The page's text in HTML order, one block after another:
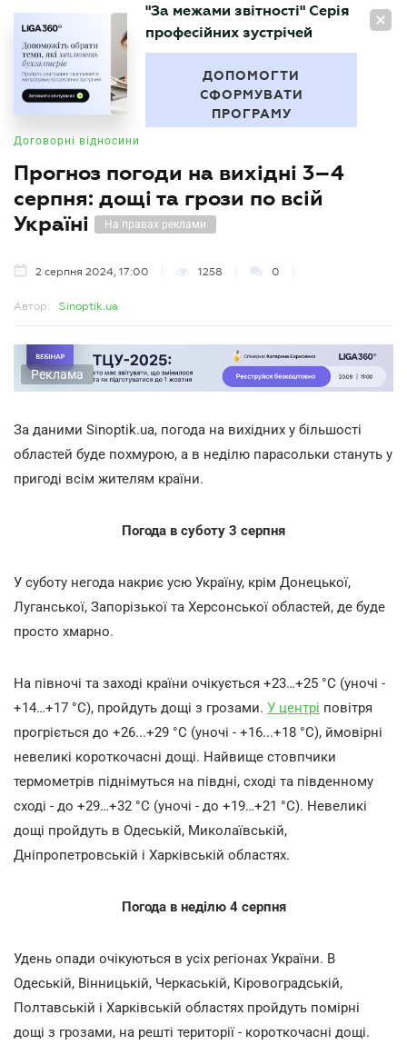
UA
БУХГАЛТЕР
"За межами звітності" Серія
професійних зустрічей
ДОПОМОГТИ
СФОРМУВАТИ
ПРОГРАМУ
Договорні відносини
Прогноз погоди на вихідні 3–4
серпня: дощі та грози по всій
Україні
На правах реклами
2 серпня 2024, 17:00 1258 0
Автор: Sinoptik.ua
Реклама
За даними Sinoptik.ua, погода на вихідних у більшості
областей буде похмурою, а в неділю парасольки стануть у
пригоді всім жителям країни.
Погода в суботу 3 серпня
У суботу негода накриє усю Україну, крім Донецької,
Луганської, Запорізької та Херсонської областей, де буде
просто хмарно.
На півночі та заході країни очікується +23…+25 °С (уночі -
+14…+17 °С), пройдуть дощі з грозами. У центрі повітря
прогріється до +26...+29 °С (уночі - +16...+18 °С), ймовірні
невеликі короткочасні дощі. Найвище стовпчики
термометрів піднімуться на півдні, сході та південному
сході - до +29…+32 °С (уночі - до +19…+21 °С). Невеликі
дощі пройдуть в Одеській, Миколаївській,
Дніпропетровській і Харківській областях.
Погода в неділю 4 серпня
Удень опади очікуються в усіх регіонах України. В
Одеській, Вінницькій, Черкаській, Кіровоградській,
Полтавській і Харківській областях пройдуть помірні
дощі з грозами, на решті території - короткочасні дощі.